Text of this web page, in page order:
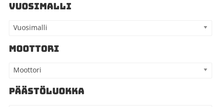
VUOSIMALLI
Vuosimalli
MOOTTORI
Moottori
PÄÄSTÖLUOKKA